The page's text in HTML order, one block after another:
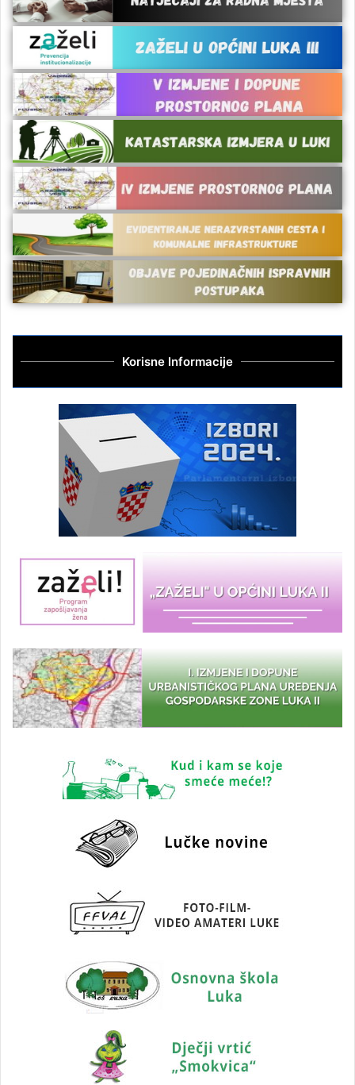
Korisne Informacije